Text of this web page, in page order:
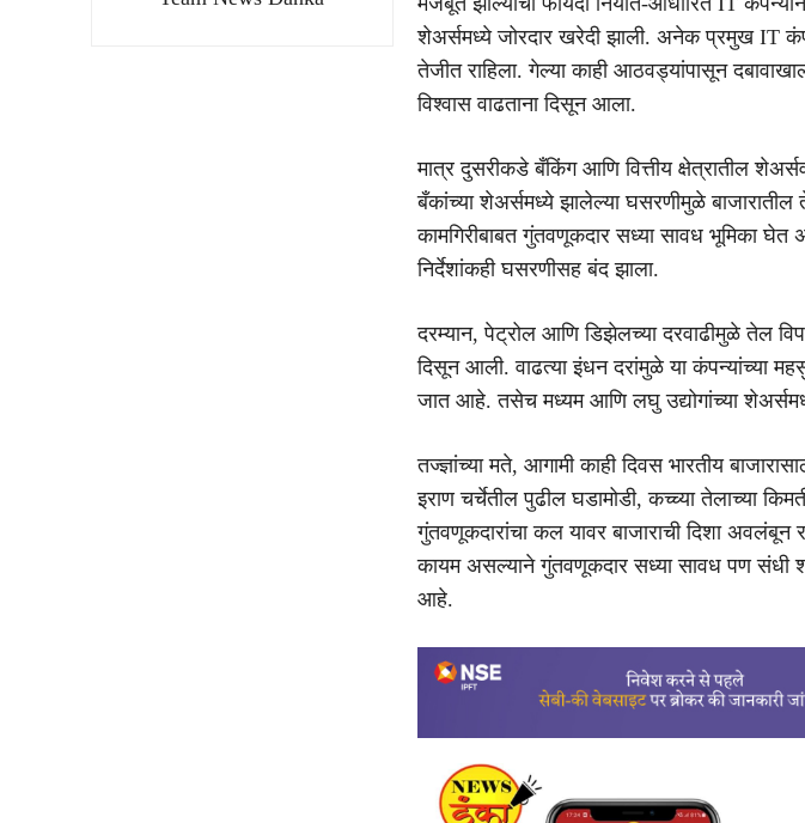
शेअर्समध्ये जोरदार खरेदी झाली. अनेक प्रमुख IT
तेजीत राहिला. गेल्या काही आठवड्यांपासून
विश्वास वाढताना दिसून आला.
मात्र दुसरीकडे बँकिंग आणि वित्तीय क्षेत्रातील
बँकांच्या शेअर्समध्ये झालेल्या घसरणीमुळे बाजारातील
कामगिरीबाबत गुंतवणूकदार सध्या सावध भूमिका
निर्देशांकही घसरणीसह बंद झाला.
दरम्यान, पेट्रोल आणि डिझेलच्या दरवाढीमुळे तेल
दिसून आली. वाढत्या इंधन दरांमुळे या कंपन्यांच्या
जात आहे. तसेच मध्यम आणि लघु उद्योगांच्या
तज्ज्ञांच्या मते, आगामी काही दिवस भारतीय
इराण चर्चेतील पुढील घडामोडी, कच्च्या तेलाच्या
गुंतवणूकदारांचा कल यावर बाजाराची दिशा अवलंबून
कायम असल्याने गुंतवणूकदार सध्या सावध पण संधी
आहे.